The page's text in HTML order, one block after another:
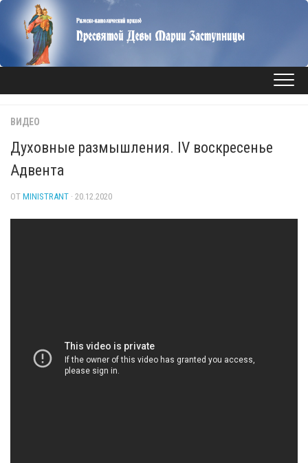
Перейти
содержанию
ВИДЕО
Духовные размышления. IV воскресенье
Адвента
ОТ MINISTRANT · 20.12.2020